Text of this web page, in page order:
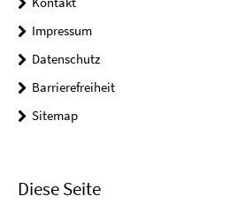
Impressum
Datenschutz
Barrierefreiheit
Sitemap
Diese Seite